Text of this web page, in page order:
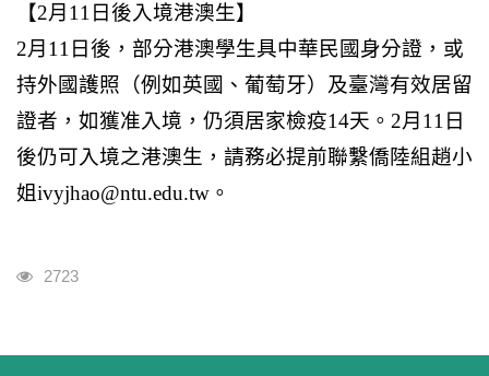
【2月11日後入境港澳生】
2月11日後，部分港澳學生具中華民國身分證，或
持外國護照（例如英國、葡萄牙）及臺灣有效居留
證者，如獲准入境，仍須居家檢疫14天。2月11日
後仍可入境之港澳生，請務必提前聯繫僑陸組趙小
姐ivyjhao@ntu.edu.tw。
瀏覽人次
2723